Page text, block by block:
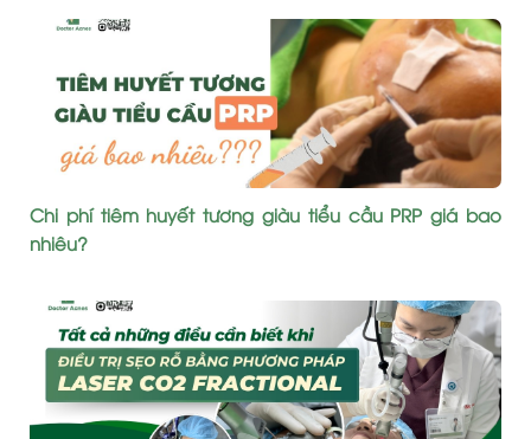
Chi phí tiêm huyết tương giàu tiểu cầu PRP giá bao
nhiêu?